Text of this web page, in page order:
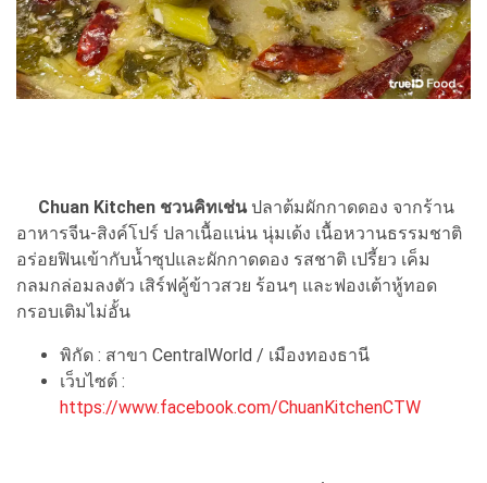
Chuan Kitchen ชวนคิทเช่นปลาต้มผักกาดดอง จากร้าน
อาหารจีน-สิงค์โปร์ ปลาเนื้อแน่น นุ่มเด้ง เนื้อหวานธรรมชาติ
อร่อยฟินเข้ากับน้ำซุปและผักกาดดอง รสชาติ เปรี้ยว เค็ม
กลมกล่อมลงตัว เสิร์ฟคู้ข้าวสวย ร้อนๆ และฟองเต้าหู้ทอด
กรอบเติมไม่อั้น
พิกัด : สาขา CentralWorld / เมืองทองธานี
เว็บไซต์ :
https://www.facebook.com/ChuanKitchenCTW